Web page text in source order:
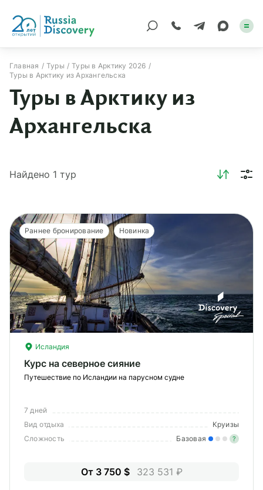
Регионы
Индивидуальные
Корпоративные
О компании
Журнал
Сертификаты
Пн-Пт:10:00–20:00
11:00–20:00
Главная Туры
Туры в Арктику 2026
Туры в Арктику из Архангельска
Туры в Арктику из
Архангельска
Найдено 1 тур
Раннее бронирование Новинка
Исландия
Курс на северное сияние
Путешествие по Исландии на парусном судне
7 дней
Вид отдыха
Круизы
Сложность
Базовая ?
От 3 750 $ 323 531 ₽